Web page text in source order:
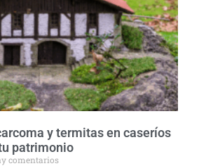
y termitas en caseríos
patrimonio
comentarios